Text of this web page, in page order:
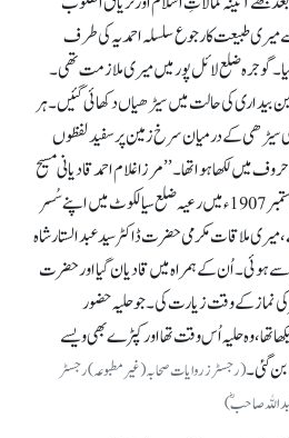
میری طبیعت کا رجوع سلسلہ احمدیہ کی طرف
کیا۔ گوجرہ ضلع لائل پور میں میری ملازمت تھی۔
بیداری کی حالت میں سیڑھیاں دکھائی گئیں۔ ہر
سیڑھی کے درمیان سرخ زمین پر سفید لفظوں
لکھا ہوا تھا۔ ’’مرزا غلام احمد قادیانی مسیح
موعود و مہدی معہود‘‘۔ (کہتے ہیں) ستمبر 1907ء میں رعیہ ضلع سیالکوٹ میں اپنے سُسر
میری ملاقات مکرمی حضرت ڈاکٹر سید عبدالستار شاہ
ہوئی۔ اُن کے ہمراہ میں قادیان گیا اور حضرت
کی نماز کے وقت زیارت کی۔ جو حلیہ حضور
تھا، وہ حلیہ اُس وقت تھا اور کپڑے بھی ویسے
گئی۔(رجسٹرز روایات صحابہ (غیرمطبوعہ) رجسٹر